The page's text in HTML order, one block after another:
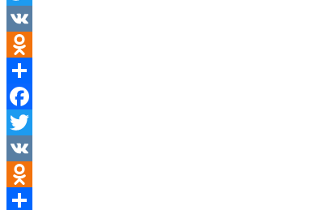
Twitter
VK
Odnoklassniki
Teilen
Facebook
Twitter
VK
Odnoklassniki